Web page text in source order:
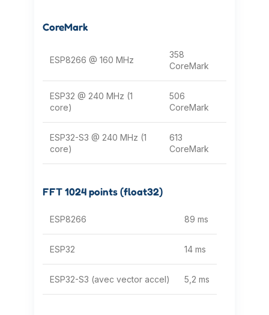
CoreMark
ESP8266 @ 160 MHz
358
CoreMark
ESP32 @ 240 MHz (1
core)
506
CoreMark
ESP32-S3 @ 240 MHz (1
core)
613
CoreMark
FFT 1024 points (float32)
ESP8266 89 ms
ESP32 14 ms
ESP32-S3 (avec vector accel) 5,2 ms